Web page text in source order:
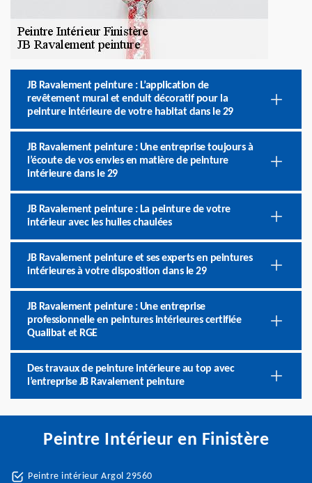
JB Ravalement peinture : L’application de
revêtement mural et enduit décoratif pour la
peinture intérieure de votre habitat dans le 29
JB Ravalement peinture : Une entreprise toujours à
l’écoute de vos envies en matière de peinture
intérieure dans le 29
JB Ravalement peinture : La peinture de votre
intérieur avec les huiles chaulées
JB Ravalement peinture et ses experts en peintures
intérieures à votre disposition dans le 29
JB Ravalement peinture : Une entreprise
professionnelle en peintures intérieures certifiée
Qualibat et RGE
Des travaux de peinture intérieure au top avec
l’entreprise JB Ravalement peinture
Peintre Intérieur en Finistère
Peintre intérieur Argol 29560